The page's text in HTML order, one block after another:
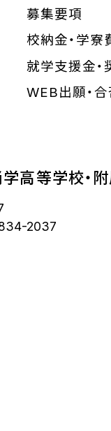
募集要項
校納金・学寮
就学支援金
WEB出願・
高等学校・
834-2037